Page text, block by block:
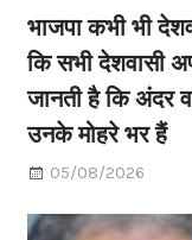
भाजपा कभी भी
कि सभी देशवासी
जानती है कि अंदर
उनके मोहरे भर हैं
05/08/2026